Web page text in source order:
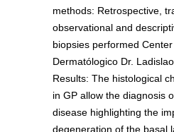
methods: Retrospective,
observational and
biopsies performed
Dermatólogico Dr.
Results: The histological
in GP allow the diagnosis
disease highlighting the
degeneration of the basal